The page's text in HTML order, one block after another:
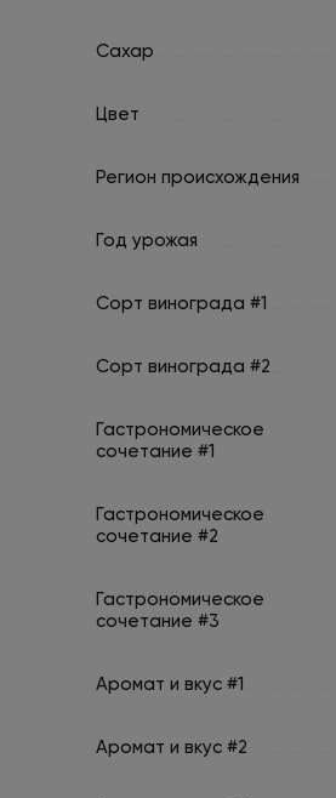
Сахар
Цвет
Регион происхождения
Год урожая
Сорт винограда #1
Сорт винограда #2
Гастрономическое
сочетание #1
Гастрономическое
сочетание #2
Гастрономическое
сочетание #3
Аромат и вкус #1
Аромат и вкус #2